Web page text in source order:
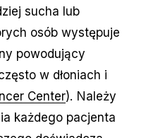
sucha lub
osób występuje
powodujący
w dłoniach i
Center). Należy
każdego pacjenta